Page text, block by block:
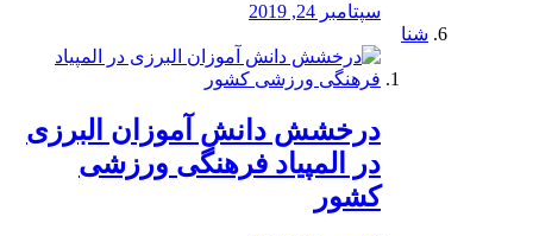
سپتامبر 24, 2019
شنا
درخشش دانش آموزان البرزی
در المپیاد فرهنگی ورزشی
کشور